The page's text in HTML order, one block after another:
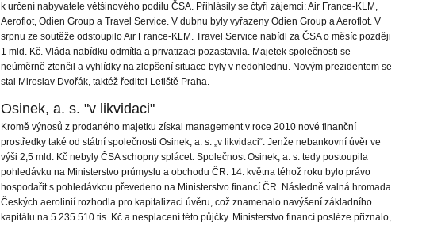
k určení nabyvatele většinového podílu ČSA. Přihlásily se čtyři zájemci: Air France-KLM,
Aeroflot, Odien Group a Travel Service. V dubnu byly vyřazeny Odien Group a Aeroflot. V
srpnu ze soutěže odstoupilo Air France-KLM. Travel Service nabídl za ČSA o měsíc později
1 mld. Kč. Vláda nabídku odmítla a privatizaci pozastavila. Majetek společnosti se
neúměrně ztenčil a vyhlídky na zlepšení situace byly v nedohlednu. Novým prezidentem se
stal Miroslav Dvořák, taktéž ředitel Letiště Praha.
Osinek, a. s. "v likvidaci"
Kromě výnosů z prodaného majetku získal management v roce 2010 nové finanční
prostředky také od státní společnosti Osinek, a. s. „v likvidaci“. Jenže nebankovní úvěr ve
výši 2,5 mld. Kč nebyly ČSA schopny splácet. Společnost Osinek, a. s. tedy postoupila
pohledávku na Ministerstvo průmyslu a obchodu ČR. 14. května téhož roku bylo právo
hospodařit s pohledávkou převedeno na Ministerstvo financí ČR. Následně valná hromada
Českých aerolinií rozhodla pro kapitalizaci úvěru, což znamenalo navýšení základního
kapitálu na 5 235 510 tis. Kč a nesplacení této půjčky. Ministerstvo financí posléze přiznalo,